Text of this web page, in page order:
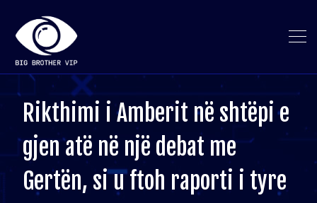
Rikthimi i Amberit në shtëpi e
gjen atë në një debat me
Gertën, si u ftoh raporti i tyre